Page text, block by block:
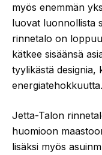
myös enemmän
luovat luonnollista
rinnetalo on
kätkee sisäänsä
tyylikästä designia,
energiatehokkuutta.
Jetta-Talon
huomioon
lisäksi myös